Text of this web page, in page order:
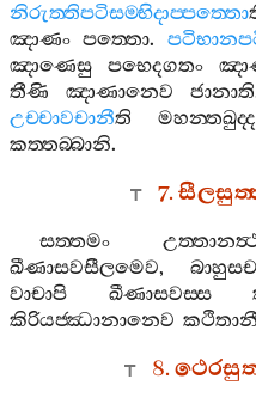
නිරුත‍්තිපටිසම‍්භිදාප‍්පත‍්තො
ඤාණං පත‍්තො.
ඤාණෙසු
පභෙදගතං
තීණි
ඤාණානෙව ජානාති
උච‍්චාවචානීති
කත‍්තබ‍්බානි.
7.
සත‍්තමං
ඛීණාසවසීලමෙව,
වාචාපි
ඛීණාසවස‍්ස
කිරියජ‍්ඣානානෙව
8.